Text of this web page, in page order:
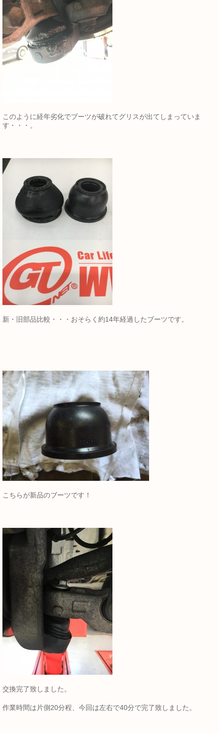
このように経年劣化でブーツが破れてグリスが出てしまっていま
す・・・。
新・旧部品比較・・・おそらく約14年経過したブーツです。
こちらが新品のブーツです！
交換完了致しました。
作業時間は片側20分程、今回は左右で40分で完了致しました。